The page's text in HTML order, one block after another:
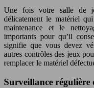
Une fois votre salle de
délicatement le matériel
maintenance et le
importants pour qu’il
signifie que vous devez
autres contrôles des jeux
remplacer le matériel
Surveillance régulière